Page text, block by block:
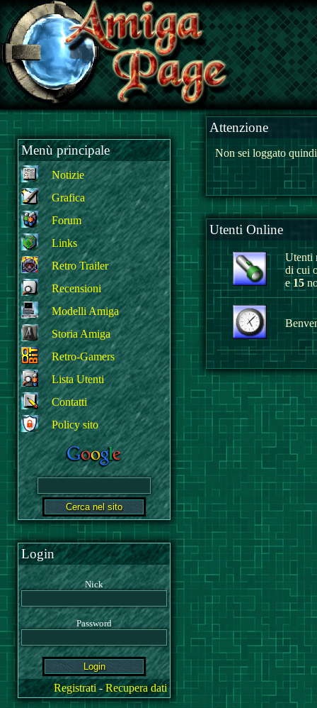
Menù principale
Notizie
Grafica
Forum
Links
Retro Trailer
Recensioni
Modelli Amiga
Storia Amiga
Retro-Gamers
Lista Utenti
Contatti
Policy sito
Login
Nick
Password
Registrati-Recupera dati
Attenzione
Non sei loggato
Utenti Online
Utenti
di cui
e15